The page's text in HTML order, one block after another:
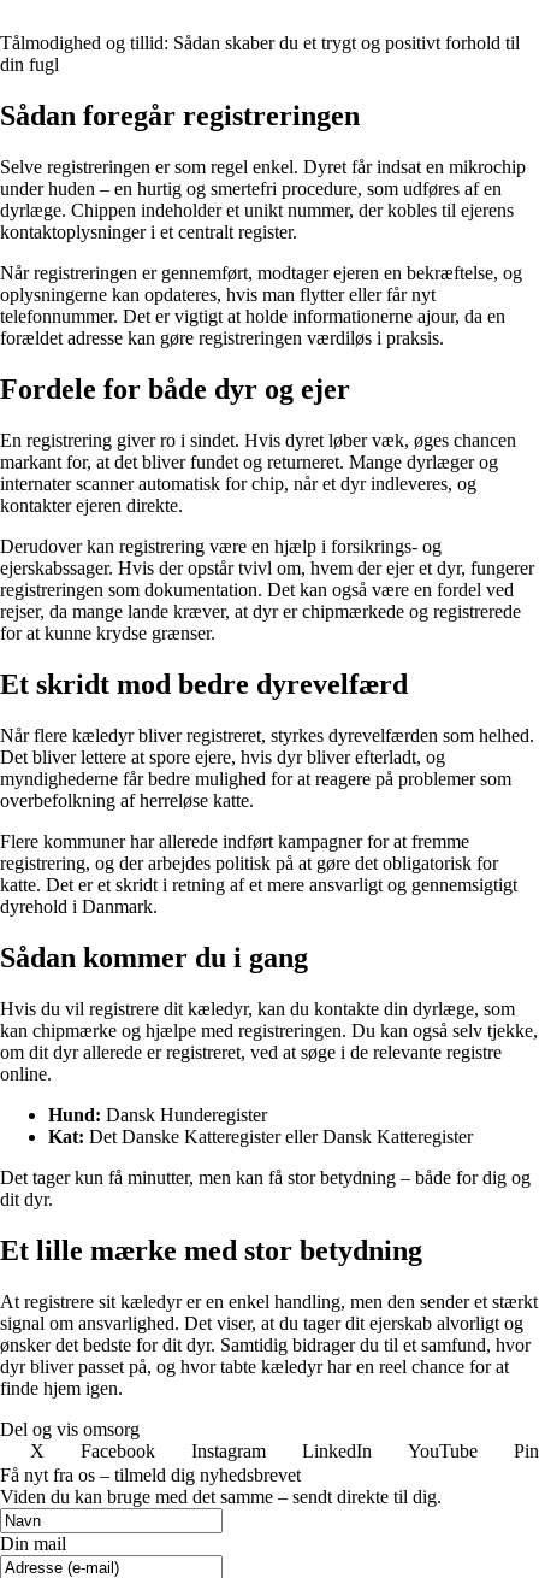
Tålmodighed og tillid: Sådan skaber du et trygt og positivt forhold til
din fugl
Sådan foregår registreringen
Selve registreringen er som regel enkel. Dyret får indsat en mikrochip
under huden – en hurtig og smertefri procedure, som udføres af en
dyrlæge. Chippen indeholder et unikt nummer, der kobles til ejerens
kontaktoplysninger i et centralt register.
Når registreringen er gennemført, modtager ejeren en bekræftelse, og
oplysningerne kan opdateres, hvis man flytter eller får nyt
telefonnummer. Det er vigtigt at holde informationerne ajour, da en
forældet adresse kan gøre registreringen værdiløs i praksis.
Fordele for både dyr og ejer
En registrering giver ro i sindet. Hvis dyret løber væk, øges chancen
markant for, at det bliver fundet og returneret. Mange dyrlæger og
internater scanner automatisk for chip, når et dyr indleveres, og
kontakter ejeren direkte.
Derudover kan registrering være en hjælp i forsikrings- og
ejerskabssager. Hvis der opstår tvivl om, hvem der ejer et dyr, fungerer
registreringen som dokumentation. Det kan også være en fordel ved
rejser, da mange lande kræver, at dyr er chipmærkede og registrerede
for at kunne krydse grænser.
Et skridt mod bedre dyrevelfærd
Når flere kæledyr bliver registreret, styrkes dyrevelfærden som helhed.
Det bliver lettere at spore ejere, hvis dyr bliver efterladt, og
myndighederne får bedre mulighed for at reagere på problemer som
overbefolkning af herreløse katte.
Flere kommuner har allerede indført kampagner for at fremme
registrering, og der arbejdes politisk på at gøre det obligatorisk for
katte. Det er et skridt i retning af et mere ansvarligt og gennemsigtigt
dyrehold i Danmark.
Sådan kommer du i gang
Hvis du vil registrere dit kæledyr, kan du kontakte din dyrlæge, som
kan chipmærke og hjælpe med registreringen. Du kan også selv tjekke,
om dit dyr allerede er registreret, ved at søge i de relevante registre
online.
Hund: Dansk Hunderegister
Kat: Det Danske KatteregisterellerDansk Katteregister
Det tager kun få minutter, men kan få stor betydning – både for dig og
dit dyr.
Et lille mærke med stor betydning
At registrere sit kæledyr er en enkel handling, men den sender et stærkt
signal om ansvarlighed. Det viser, at du tager dit ejerskab alvorligt og
ønsker det bedste for dit dyr. Samtidig bidrager du til et samfund, hvor
dyr bliver passet på, og hvor tabte kæledyr har en reel chance for at
finde hjem igen.
Del og vis omsorg
X
Facebook Instagram LinkedIn YouTube
Få nyt fra os – tilmeld dig nyhedsbrevet
Viden du kan bruge med det samme – sendt direkte til dig.
Din mail